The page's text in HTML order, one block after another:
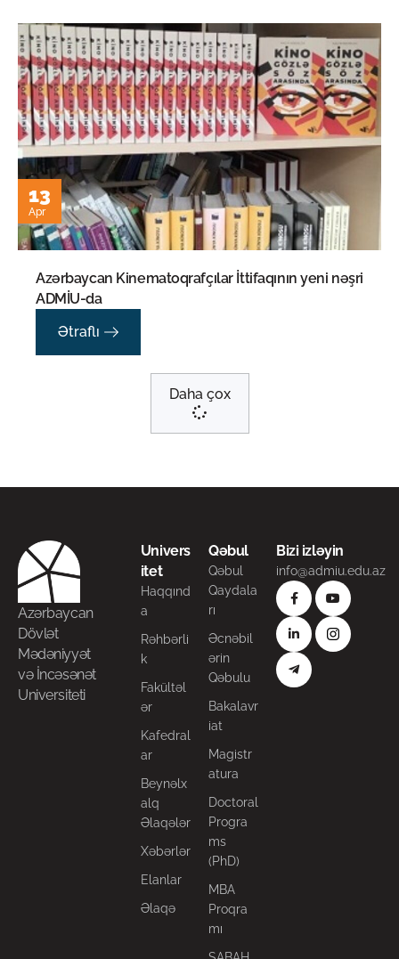
13
Apr
Azərbaycan Kinematoqrafçılar İttifaqının yeni nəşri
ADMİU-da
Ətraflı
Daha çox
Azərbaycan
Dövlət
Mədəniyyət
və İncəsənət
Universiteti
Univers
itet
Haqqınd
a
Rəhbərli
k
Fakültəl
ər
Kafedral
ar
Beynəlx
alq
Əlaqələr
Xəbərlər
Elanlar
Əlaqə
Qəbul
Qəbul
Qaydala
rı
Əcnəbil
ərin
Qəbulu
Bakalavr
iat
Magistr
atura
Doctoral
Progra
ms
(PhD)
MBA
Proqra
mı
Bizi izləyin
info@admiu.edu.az